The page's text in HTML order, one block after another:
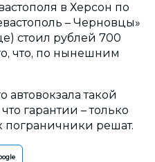
в Херсон по
– Черновцы»
стоил рублей 700
что, по нынешним
автовокзала такой
гарантии – только
пограничники решат.